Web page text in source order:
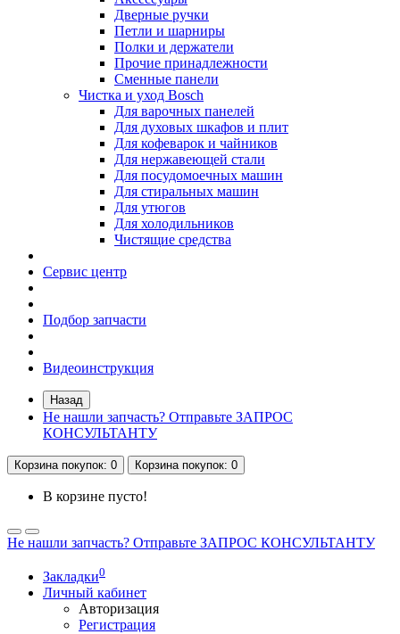
Дверные ручки
Петли и шарниры
Полки и держатели
Прочие принадлежности
Сменные панели
Чистка и уход Bosch
Для варочных панелей
Для духовых шкафов и плит
Для кофеварок и чайников
Для нержавеющей стали
Для посудомоечных машин
Для стиральных машин
Для утюгов
Для холодильников
Чистящие средства
Сервис центр
Подбор запчасти
Видеоинструкция
Назад
Не нашли запчасть? Отправьте ЗАПРОС
КОНСУЛЬТАНТУ
Корзинапокупок: 0 Корзинапокупок: 0
В корзине пусто!
Не нашли запчасть? Отправьте ЗАПРОС КОНСУЛЬТАНТУ
Закладки0
Личный кабинет
Авторизация
Регистрация